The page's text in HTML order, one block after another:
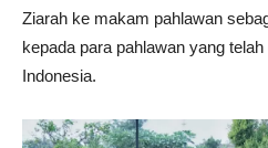
Ziarah ke makam pahlawan
kepada para pahlawan yang
Indonesia.